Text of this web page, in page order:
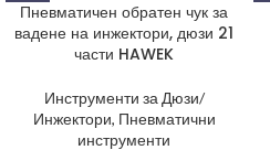
Пневматичен обратен чук за
вадене на инжектори, дюзи 21
части HAWEK
Инструменти за Дюзи/
Инжектори, Пневматични
инструменти